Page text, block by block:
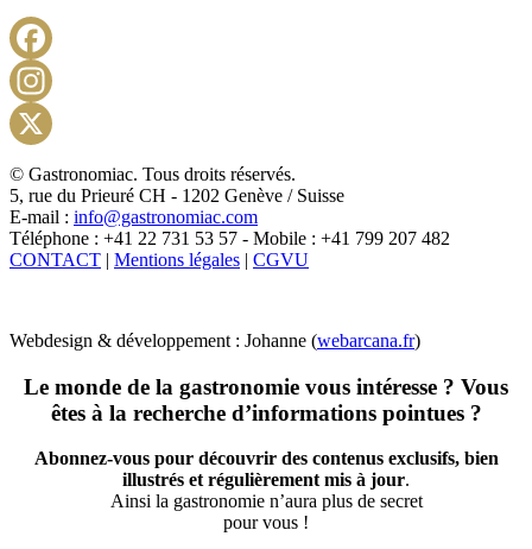
X
© Gastronomiac. Tous droits réservés.
5, rue du Prieuré CH - 1202 Genève / Suisse
E-mail : info@gastronomiac.com
Téléphone : +41 22 731 53 57 - Mobile : +41 799 207 482
CONTACT | Mentions légales | CGVU
Webdesign & développement : Johanne (webarcana.fr)
Le monde de la gastronomie vous intéresse ? Vous
êtes à la recherche d’informations pointues ?
Abonnez-vous pour découvrir des contenus exclusifs, bien
illustrés et régulièrement mis à jour.
Ainsi la gastronomie n’aura plus de secret
pour vous !